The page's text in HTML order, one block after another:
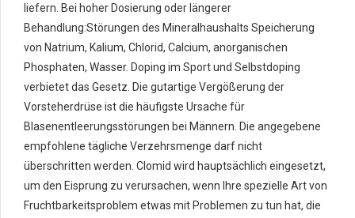
liefern. Bei hoher Dosierung oder längerer
Behandlung:Störungen des Mineralhaushalts Speicherung
von Natrium, Kalium, Chlorid, Calcium, anorganischen
Phosphaten, Wasser. Doping im Sport und Selbstdoping
verbietet das Gesetz. Die gutartige Vergößerung der
Vorsteherdrüse ist die häufigste Ursache für
Blasenentleerungsstörungen bei Männern. Die angegebene
empfohlene tägliche Verzehrsmenge darf nicht
überschritten werden. Clomid wird hauptsächlich eingesetzt,
um den Eisprung zu verursachen, wenn Ihre spezielle Art von
Fruchtbarkeitsproblem etwas mit Problemen zu tun hat, die